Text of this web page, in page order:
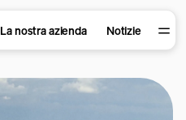
La nostra azienda Notizie